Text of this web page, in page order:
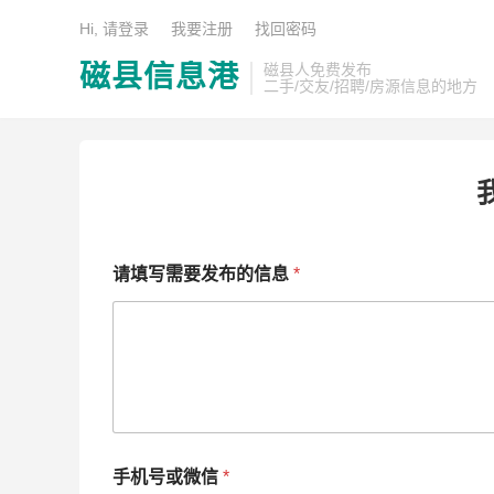
磁县信息港
磁县人免费发布
二手/交友/招聘/房源信息的地方
Hi, 请登录 我要注册 找回密码
请填写需要发布的信息 *
手机号或微信 *